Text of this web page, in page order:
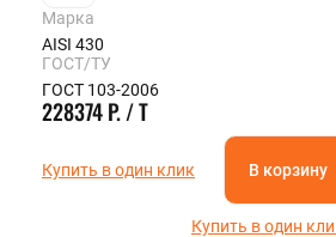
Марка
AISI 430
ГОСТ/ТУ
ГОСТ 103-2006
228374 Р. / Т
Купить в один клик В корзину
Купить в один